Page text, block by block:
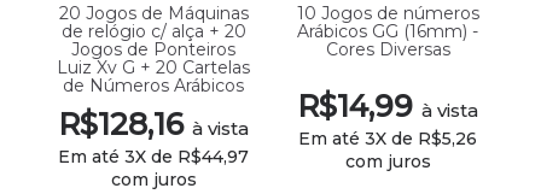
10 Jogos de números
Arábicos GG (16mm) -
Cores Diversas
R$14,99 à vista
Em até 3X de R$5,26
com juros
20 Jogos de Máquinas
de relógio c/ alça + 20
Jogos de Ponteiros
Luiz Xv G + 20 Cartelas
de Números Arábicos
R$128,16 à vista
Em até 3X de R$44,97
com juros